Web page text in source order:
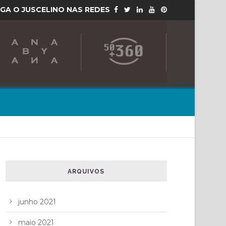
O JUSCELINO NAS REDES
ARQUIVOS
junho 2021
maio 2021